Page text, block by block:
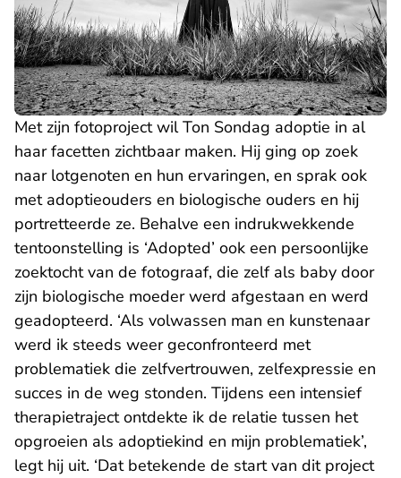
Met zijn fotoproject wil Ton Sondag adoptie in al
haar facetten zichtbaar maken. Hij ging op zoek
naar lotgenoten en hun ervaringen, en sprak ook
met adoptieouders en biologische ouders en hij
portretteerde ze. Behalve een indrukwekkende
tentoonstelling is ‘Adopted’ ook een persoonlijke
zoektocht van de fotograaf, die zelf als baby door
zijn biologische moeder werd afgestaan en werd
geadopteerd. ‘Als volwassen man en kunstenaar
werd ik steeds weer geconfronteerd met
problematiek die zelfvertrouwen, zelfexpressie en
succes in de weg stonden. Tijdens een intensief
therapietraject ontdekte ik de relatie tussen het
opgroeien als adoptiekind en mijn problematiek’,
legt hij uit. ‘Dat betekende de start van dit project